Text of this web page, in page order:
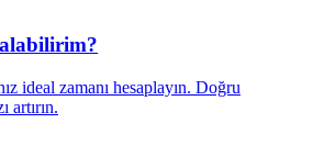
ideal zamanı hesaplayın. Doğru
artırın.